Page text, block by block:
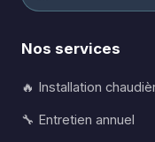
Nos services
🔥 Installation
🔧 Entretien annuel